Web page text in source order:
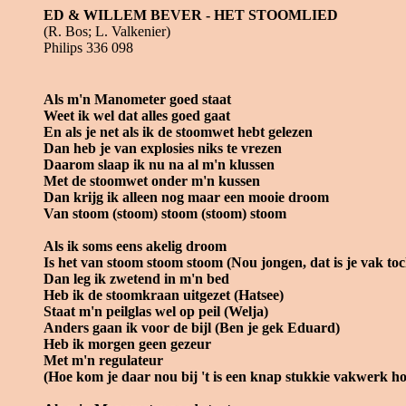
ED & WILLEM BEVER - HET STOOMLIED
(R. Bos; L. Valkenier)
Philips 336 098
Als m'n Manometer goed staat
Weet ik wel dat alles goed gaat
En als je net als ik de stoomwet hebt gelezen
Dan heb je van explosies niks te vrezen
Daarom slaap ik nu na al m'n klussen
Met de stoomwet onder m'n kussen
Dan krijg ik alleen nog maar een mooie droom
Van stoom (stoom) stoom (stoom) stoom
Als ik soms eens akelig droom
Is het van stoom stoom stoom (Nou jongen, dat is je vak
Dan leg ik zwetend in m'n bed
Heb ik de stoomkraan uitgezet (Hatsee)
Staat m'n peilglas wel op peil (Welja)
Anders gaan ik voor de bijl (Ben je gek Eduard)
Heb ik morgen geen gezeur
Met m'n regulateur
(Hoe kom je daar nou bij 't is een knap stukkie vakwerk